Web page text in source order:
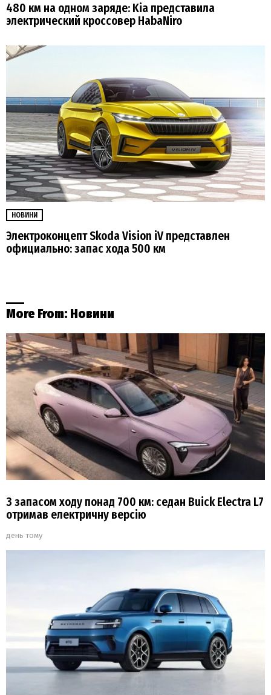
480 км на одном заряде: Kia представила
электрический кроссовер HabaNiro
НОВИНИ
Электроконцепт Skoda Vision iV представлен
официально: запас хода 500 км
More From: Новини
З запасом ходу понад 700 км: седан Buick Electra L7
отримав електричну версію
день тому